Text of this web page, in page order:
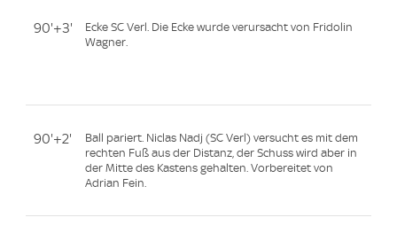
90'+3'
Ecke SC Verl. Die Ecke wurde verursacht von Fridolin
Wagner.
90'+2'
Ball pariert. Niclas Nadj (SC Verl) versucht es mit dem
rechten Fuß aus der Distanz, der Schuss wird aber in
der Mitte des Kastens gehalten. Vorbereitet von
Adrian Fein.